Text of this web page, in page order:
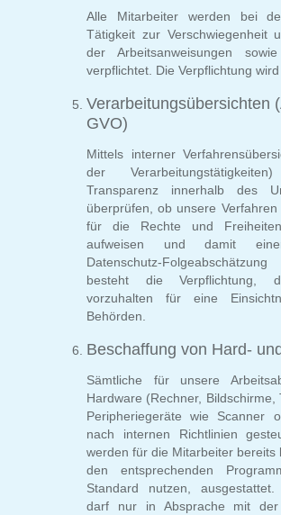
Alle Mitarbeiter werden bei
Tätigkeit zur Verschwiegenheit
der Arbeitsanweisungen
verpflichtet. Die Verpflichtung
Verarbeitungsübersichten
GVO)
Mittels interner
der
Transparenz innerhalb des
überprüfen, ob unsere
für die Rechte und
aufweisen und damit einer
Datenschutz-
besteht die Verpflichtung,
vorzuhalten für eine
Behörden.
Beschaffung von Hard-
Sämtliche für unsere
Hardware (Rechner, Bildschirme,
Peripheriegeräte wie Scanner
nach internen Richtlinien
werden für die Mitarbeiter bereits
den entsprechenden
Standard nutzen,
darf nur in Absprache mit der